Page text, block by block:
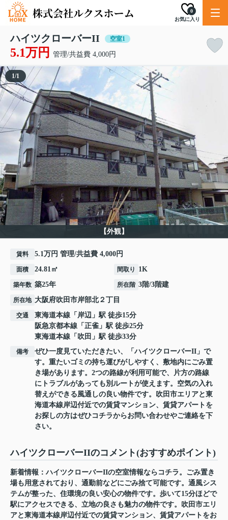
お気に入り
0
ハイツクローバーII 空室1
5.1万円 管理/共益費 4,000円
【外観】
1/1
賃料 5.1万円 管理/共益費 4,000円
面積 24.81㎡ 間取り 1K
築年数 築25年 所在階 3階/3階建
所在地 大阪府吹田市岸部北２丁目
交通 東海道本線 「 岸辺 」駅 徒歩15分
阪急京都本線 「 正雀 」駅 徒歩25分
東海道本線 「 吹田 」駅 徒歩33分
備考
ぜひ一度見ていただきたい、「ハイツクローバーII」で
す。重たいゴミの持ち運びがしやすく、敷地内にごみ置
き場があります。2つの路線が利用可能で、片方の路線
にトラブルがあっても別ルートが使えます。空気の入れ
替えができる風通しの良い物件です。吹田市エリアと東
海道本線岸辺付近での賃貸マンション、賃貸アパートを
お探しの方はぜひコチラからお問い合わせやご連絡を下
さい。
ハイツクローバーIIのコメント(おすすめポイント)
新着情報：ハイツクローバーIIの空室情報ならコチラ。ごみ置き
場も用意されており、通勤前などにごみ捨て可能です。通風シス
テムが整った、住環境の良い安心の物件です。歩いて15分ほどで
駅にアクセスできる、立地の良さも魅力の物件です。吹田市エリ
アと東海道本線岸辺付近での賃貸マンション、賃貸アパートをお